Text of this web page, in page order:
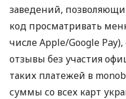
заведений,
код просматривать
числе Apple/Google
отзывы без участия
таких платежей в
суммы со всех карт